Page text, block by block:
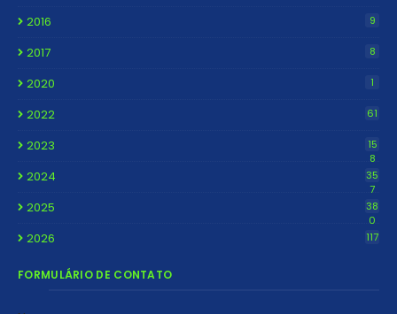
2016 9
2017 8
2020 1
2022 61
2023
15
8
2024
35
7
2025
38
0
2026 117
FORMULÁRIO DE CONTATO